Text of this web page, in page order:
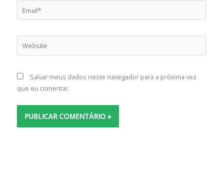
Salvar meus dados neste navegador para a próxima vez
que eu comentar.